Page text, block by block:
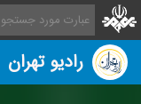
رادیو تهران